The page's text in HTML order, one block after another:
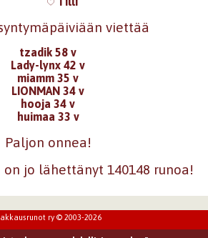
viettää
tzadik 58 v
Lady-lynx 42 v
miamm 35 v
LIONMAN 34 v
hooja 34 v
huimaa 33 v
Paljon onnea!
jo lähettänyt 140148 runoa!
ry © 2003-2026